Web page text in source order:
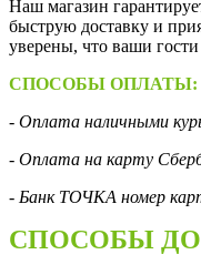
Наш магазин
быструю доставку и
уверены, что ваши гости
СПОСОБЫ ОПЛАТЫ:
- Оплата наличными
- Оплата на карту
- Банк ТОЧКА номер
СПОСОБЫ